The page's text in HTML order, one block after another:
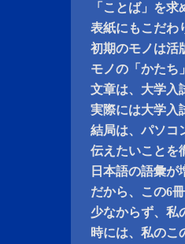
「ことば」を求
表紙にもこだわ
初期のモノは活
モノの「かたち
文章は、大学入
実際には大学入
結局は、パソコ
伝えたいことを
日本語の語彙が
だから、この6
少なからず、私
時には、私のこ